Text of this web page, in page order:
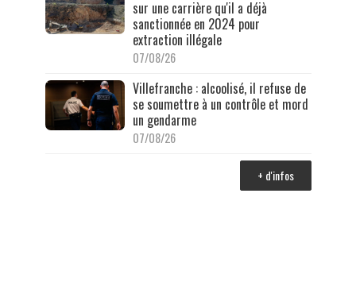
sur une carrière qu'il a déjà
sanctionnée en 2024 pour
extraction illégale
07/08/26
Villefranche : alcoolisé, il refuse de
se soumettre à un contrôle et mord
un gendarme
07/08/26
+ d'infos